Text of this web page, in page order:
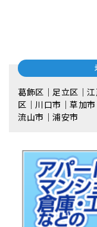
葛飾区｜足立区｜
区｜川口市｜草加
流⼭市｜浦安市